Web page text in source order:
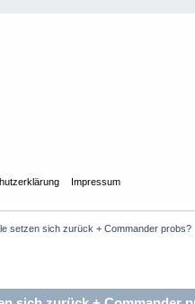
Impressum
setzen sich zurück + Commander probs?